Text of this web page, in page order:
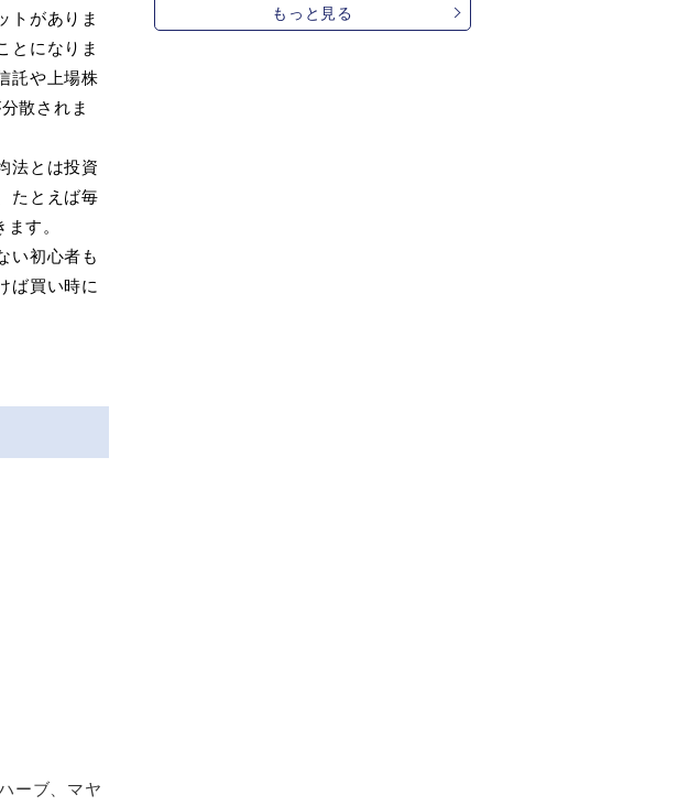
トがありま
とになりま
託や上場株
散されま
法とは投資
たとえば毎
す。
い初心者も
ば買い時に
ーブ、マヤ
もっと見る